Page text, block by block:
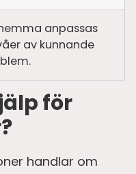
anpassas
av kunnande
för
handlar om